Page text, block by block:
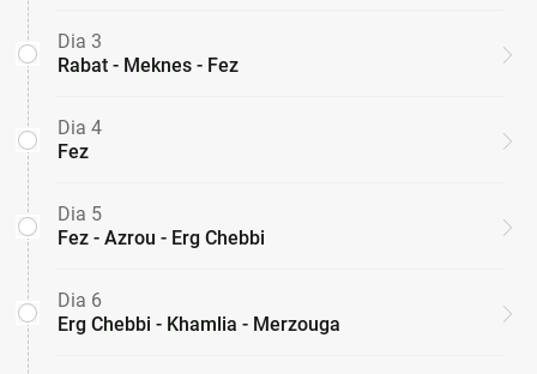
Dia 3
Rabat - Meknes - Fez
Dia 4
Fez
Dia 5
Fez - Azrou - Erg Chebbi
Dia 6
Erg Chebbi - Khamlia - Merzouga